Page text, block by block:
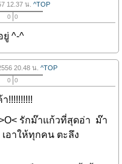
12.37 น. ^TOP
0 0
ยู่ ^-^
20.48 น. ^TOP
0 0
!!!!!!!!!!
รักม๊าแก้วที่สุดอ่า ม๊า
อาให้ทุกคน ตะลึง